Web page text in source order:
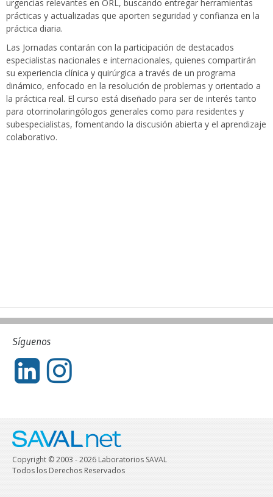
urgencias relevantes en ORL, buscando entregar herramientas
prácticas y actualizadas que aporten seguridad y confianza en la
práctica diaria.
Las Jornadas contarán con la participación de destacados
especialistas nacionales e internacionales, quienes compartirán
su experiencia clínica y quirúrgica a través de un programa
dinámico, enfocado en la resolución de problemas y orientado a
la práctica real. El curso está diseñado para ser de interés tanto
para otorrinolaringólogos generales como para residentes y
subespecialistas, fomentando la discusión abierta y el aprendizaje
colaborativo.
Síguenos
Copyright © 2003 - 2026 Laboratorios SAVAL
Todos los Derechos Reservados